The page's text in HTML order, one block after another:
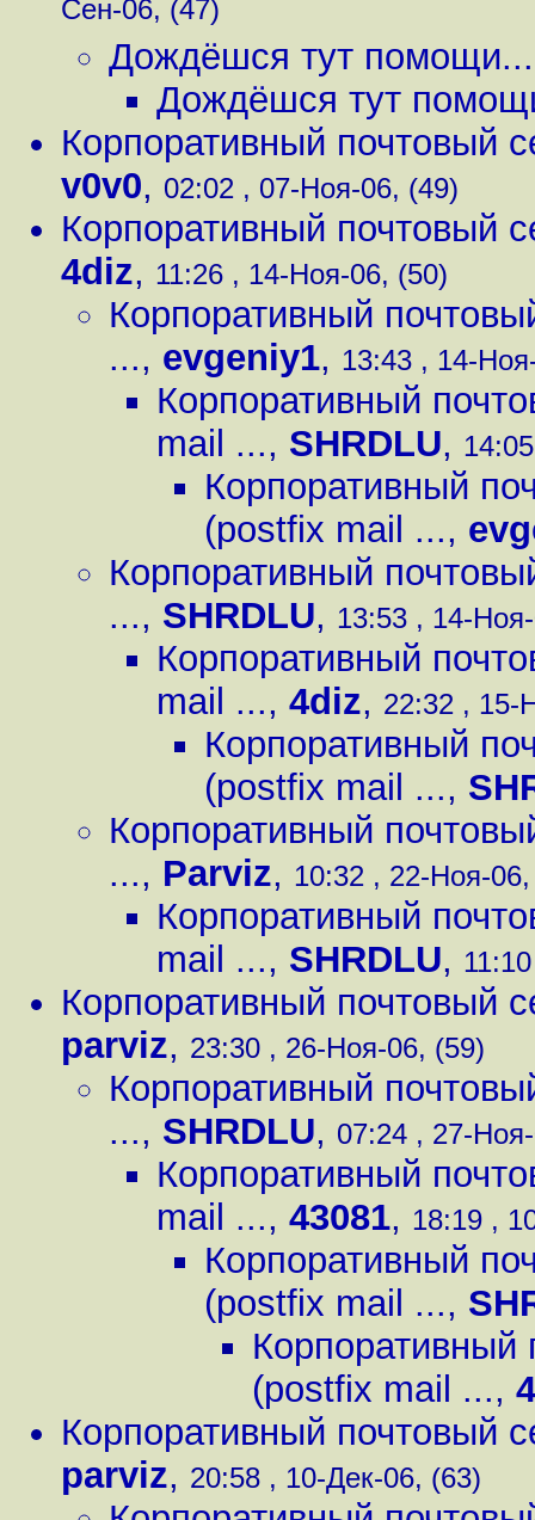
Сен-06, (47)
Дождёшся тут помощи...
Дождёшся тут
Корпоративный почтовый
v0v0, 02:02 , 07-Ноя-06, (49)
Корпоративный почтовый
4diz, 11:26 , 14-Ноя-06, (50)
Корпоративный
..., evgeniy1, 13:43 , 14-
Корпоративный
mail ..., SHRDLU,
Корпоративный
(postfix mail ...,
Корпоративный
..., SHRDLU, 13:53 , 14-
Корпоративный
mail ..., 4diz, 22:32 , 15-
Корпоративный
(postfix mail ...,
Корпоративный
..., Parviz, 10:32 , 22-Ноя-
Корпоративный
mail ..., SHRDLU,
Корпоративный почтовый
parviz, 23:30 , 26-Ноя-06, (59)
Корпоративный
..., SHRDLU, 07:24 , 27-
Корпоративный
mail ..., 43081, 18:19 ,
Корпоративный
(postfix mail ...,
Корпоративный
(postfix mail ...,
Корпоративный почтовый
parviz, 20:58 , 10-Дек-06, (63)